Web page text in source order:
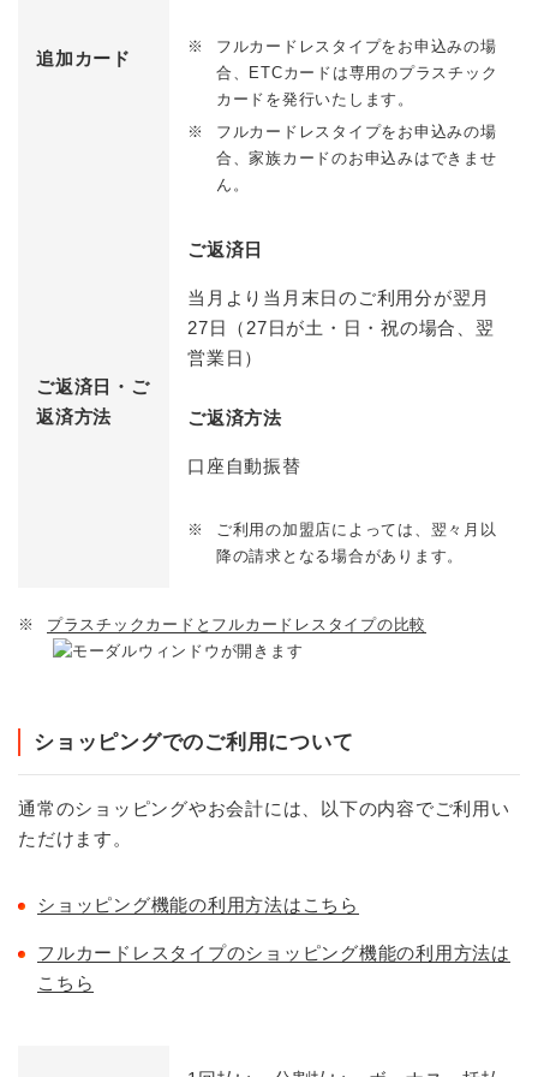
追加カード
※
フルカードレスタイプをお申込みの場
合、ETCカードは専用のプラスチック
カードを発行いたします。
※
フルカードレスタイプをお申込みの場
合、家族カードのお申込みはできませ
ん。
ご返済日・ご
返済方法
ご返済日
当月より当月末日のご利用分が翌月
27日（27日が土・日・祝の場合、翌
営業日）
ご返済方法
口座自動振替
※
ご利用の加盟店によっては、翌々月以
降の請求となる場合があります。
※ プラスチックカードとフルカードレスタイプの比較
ショッピングでのご利用について
通常のショッピングやお会計には、以下の内容でご利用い
ただけます。
ショッピング機能の利用方法はこちら
フルカードレスタイプのショッピング機能の利用方法は
こちら